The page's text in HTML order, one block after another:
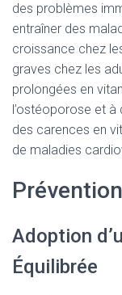
des problèmes
entraîner des
croissance chez
graves chez les
prolongées en
l’ostéoporose et à
des carences en
de maladies
Adoption
Équilibrée